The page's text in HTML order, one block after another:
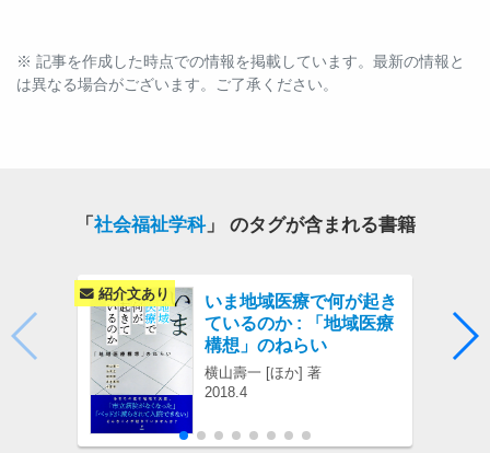
※ 記事を作成した時点での情報を掲載しています。最新の情報と
は異なる場合がございます。ご了承ください。
「 社会福祉学科」 のタグが含まれる書籍
いま地域医療で何が起き
ているのか : 「地域医療
構想」のねらい
横山壽一 [ほか] 著
2018.4
紹介文あり